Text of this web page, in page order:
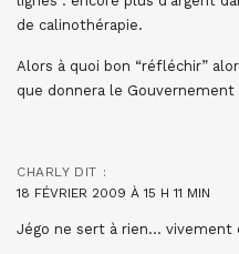
de calinothérapie.
Alors à quoi bon “réfléchir”
que donnera le Gouvernement
CHARLY DIT :
18 FÉVRIER 2009 À 15 H 11 MIN
Jégo ne sert à rien… vivement